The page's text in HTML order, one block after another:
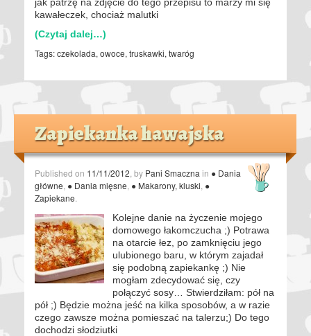
kawałeczek, chociaż malutki
(Czytaj dalej…)
Tags:czekolada, owoce, truskawki, twaróg
Zapiekanka hawajska
Published on 11/11/2012 , by Pani Smaczna in ● Dania
główne ● Dania mięsne ● Makarony, kluski ●
Zapiekane
Kolejne danie na życzenie mojego
domowego łakomczucha ;) Potrawa
na otarcie łez, po zamknięciu jego
ulubionego baru, w którym zajadał
się podobną zapiekankę ;) Nie
mogłam zdecydować się, czy
połączyć sosy… Stwierdziłam: pół na
pół ;) Będzie można jeść na kilka sposobów, a w razie
czego zawsze można pomieszać na talerzu;) Do tego
dochodzi słodziutki